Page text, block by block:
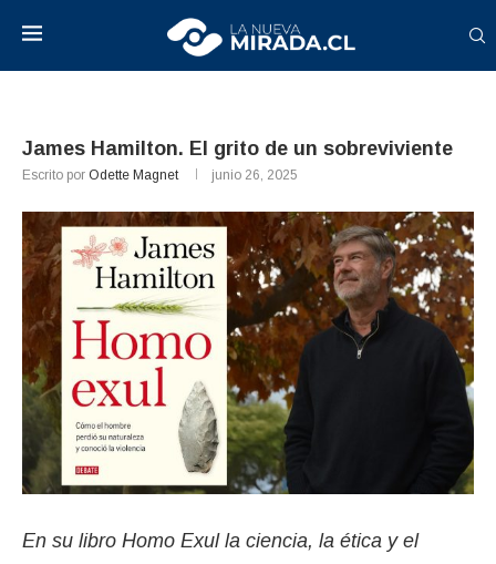
James Hamilton. El grito de un sobreviviente
Escrito por Odette Magnet junio 26, 2025
En su libro Homo Exul la ciencia, la ética y el